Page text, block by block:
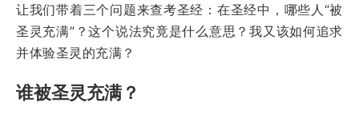
让我们带着三个问题来查考圣经：在圣经中，哪些人“被
圣灵充满”？这个说法究竟是什么意思？我又该如何追求
并体验圣灵的充满？
谁被圣灵充满？